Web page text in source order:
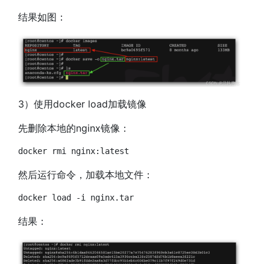
结果如图：
3）使用docker load加载镜像
先删除本地的nginx镜像：
docker
然后运行命令，加载本地文件：
docker load -i
结果：